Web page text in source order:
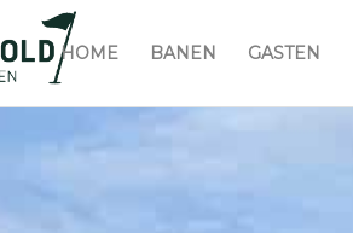
HOME BANEN GASTEN